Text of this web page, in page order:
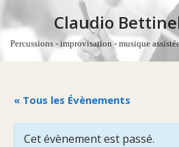
Aller
Claudio
Percussions - improvisation - musique
« Tous les Évènements
Cet évènement est passé.